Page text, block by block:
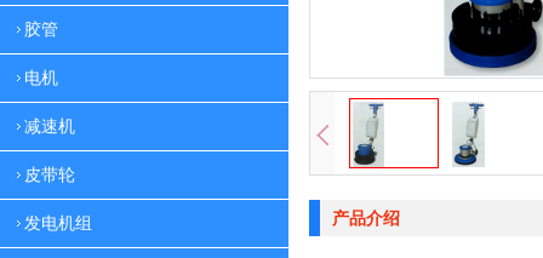
胶管
电机
减速机
皮带轮
发电机组 产品介绍